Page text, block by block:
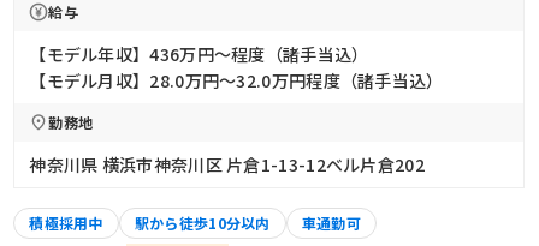
給与
【モデル年収】436万円〜程度（諸手当込）
【モデル月収】28.0万円〜32.0万円程度（諸手当込）
勤務地
神奈川県 横浜市神奈川区 片倉1-13-12ベル片倉202
積極採用中 駅から徒歩10分以内 車通勤可